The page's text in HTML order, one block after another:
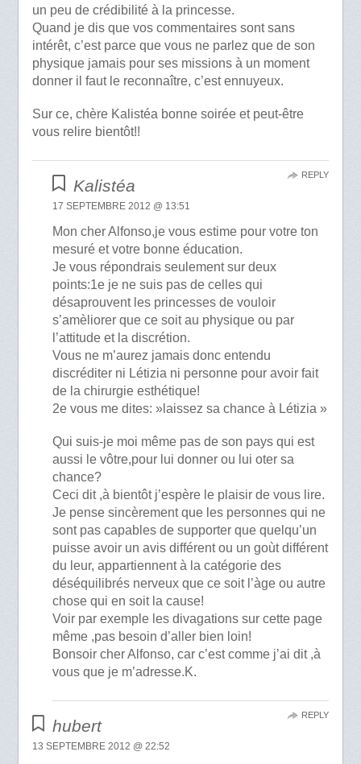
un peu de crédibilité à la princesse.
Quand je dis que vos commentaires sont sans
intérêt, c’est parce que vous ne parlez que de son
physique jamais pour ses missions à un moment
donner il faut le reconnaître, c’est ennuyeux.
Sur ce, chère Kalistéa bonne soirée et peut-être
vous relire bientôt!!
Kalistéa
17 SEPTEMBRE 2012 @ 13:51
Mon cher Alfonso,je vous estime pour votre ton
mesuré et votre bonne éducation.
Je vous répondrais seulement sur deux
points:1e je ne suis pas de celles qui
désaprouvent les princesses de vouloir
s’amèliorer que ce soit au physique ou par
l’attitude et la discrétion.
Vous ne m’aurez jamais donc entendu
discréditer ni Létizia ni personne pour avoir fait
de la chirurgie esthétique!
2e vous me dites: »laissez sa chance à Létizia »
Qui suis-je moi même pas de son pays qui est
aussi le vôtre,pour lui donner ou lui oter sa
chance?
Ceci dit ,à bientôt j’espère le plaisir de vous lire.
Je pense sincèrement que les personnes qui ne
sont pas capables de supporter que quelqu’un
puisse avoir un avis différent ou un goùt différent
du leur, appartiennent à la catégorie des
déséquilibrés nerveux que ce soit l’àge ou autre
chose qui en soit la cause!
Voir par exemple les divagations sur cette page
même ,pas besoin d’aller bien loin!
Bonsoir cher Alfonso, car c’est comme j’ai dit ,à
vous que je m’adresse.K.
REPLY
hubert
13 SEPTEMBRE 2012 @ 22:52
REPLY